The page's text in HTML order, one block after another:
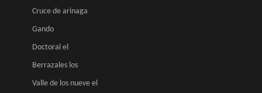
Cruce de arinaga
Gando
Doctoral el
Berrazales los
Valle de los nueve el